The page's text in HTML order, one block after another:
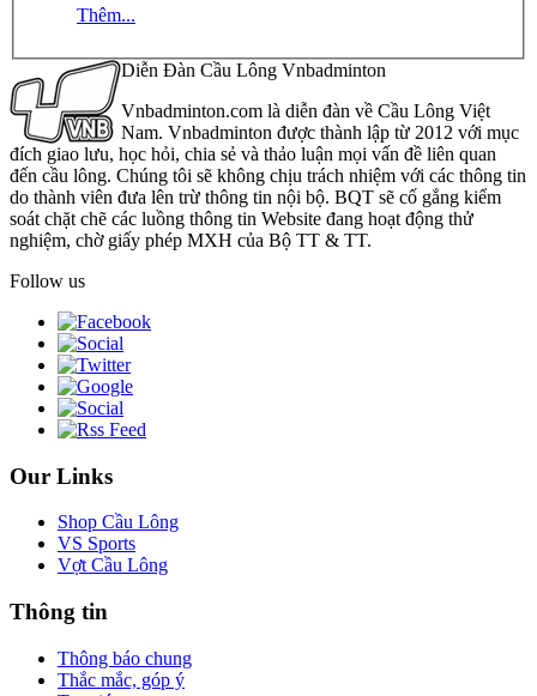
Thêm...
Diễn Đàn Cầu Lông Vnbadminton
Vnbadminton.com là diễn đàn về Cầu Lông Việt
Nam. Vnbadminton được thành lập từ 2012 với mục
đích giao lưu, học hỏi, chia sẻ và thảo luận mọi vấn đề liên quan
đến cầu lông. Chúng tôi sẽ không chịu trách nhiệm với các thông tin
do thành viên đưa lên trừ thông tin nội bộ. BQT sẽ cố gắng kiểm
soát chặt chẽ các luồng thông tin Website đang hoạt động thử
nghiệm, chờ giấy phép MXH của Bộ TT & TT.
Follow us
Our Links
Shop Cầu Lông
VS Sports
Vợt Cầu Lông
Thông tin
Thông báo chung
Thắc mắc, góp ý